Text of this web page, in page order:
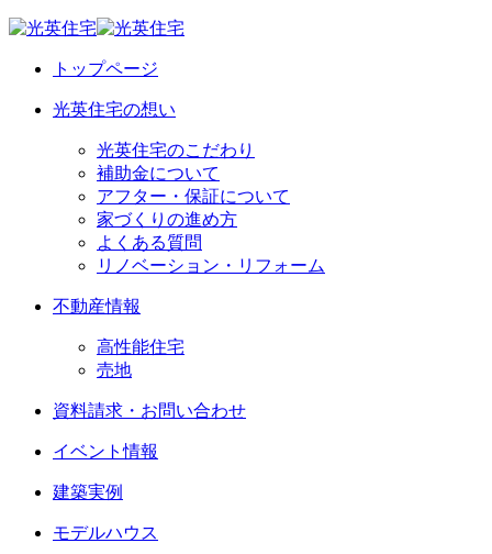
トップページ
光英住宅の想い
光英住宅のこだわり
補助金について
アフター・保証について
家づくりの進め方
よくある質問
リノベーション・リフォーム
不動産情報
高性能住宅
売地
資料請求・お問い合わせ
イベント情報
建築実例
モデルハウス